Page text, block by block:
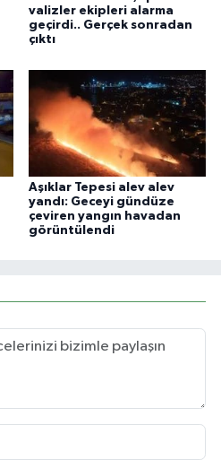
valizler ekipleri alarma
geçirdi.. Gerçek sonradan
çıktı
Aşıklar Tepesi alev alev
yandı: Geceyi gündüze
çeviren yangın havadan
görüntülendi